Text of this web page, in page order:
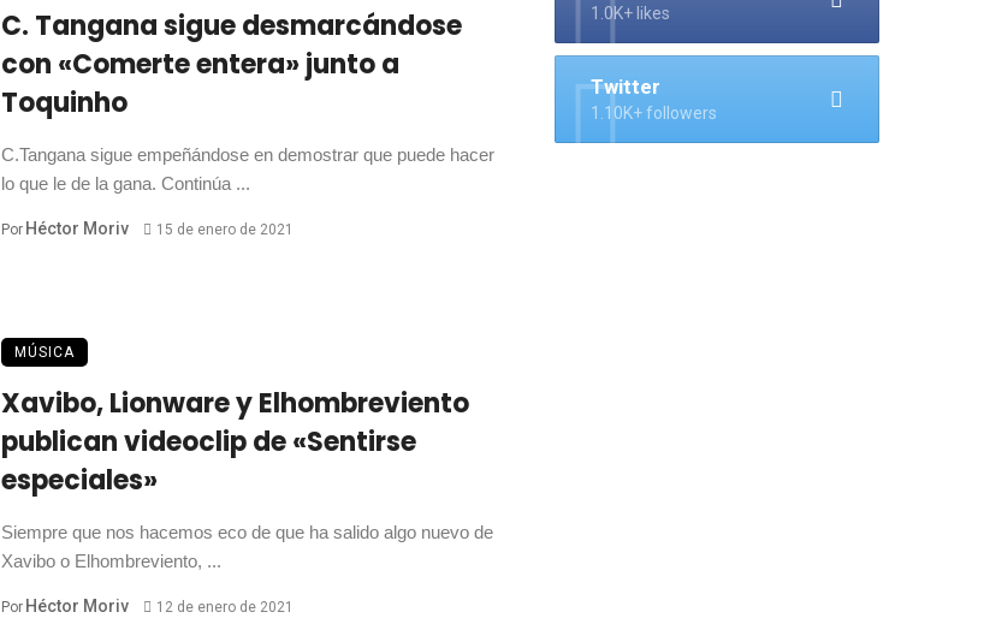
C. Tangana sigue desmarcándose
con «Comerte entera» junto a
Toquinho
C.Tangana sigue empeñándose en demostrar que puede hacer
lo que le de la gana. Continúa ...
Por Héctor Moriv 15 de enero de 2021
MÚSICA
Xavibo, Lionware y Elhombreviento
publican videoclip de «Sentirse
especiales»
Siempre que nos hacemos eco de que ha salido algo nuevo de
Xavibo o Elhombreviento, ...
Por Héctor Moriv 12 de enero de 2021
1.0K+ likes
Twitter
1.10K+ followers